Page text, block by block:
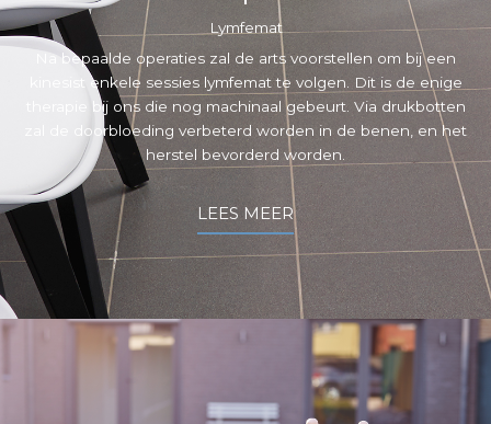
Lymfemat
Na bepaalde operaties zal de arts voorstellen om bij een
kinesist enkele sessies lymfemat te volgen. Dit is de enige
therapie bij ons die nog machinaal gebeurt. Via drukbotten
zal de doorbloeding verbeterd worden in de benen, en het
herstel bevorderd worden.
LEES MEER